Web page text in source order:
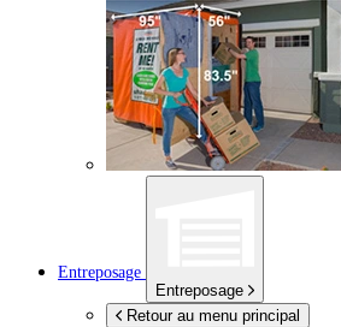
Entreposage
Entreposage
Retour au menu principal